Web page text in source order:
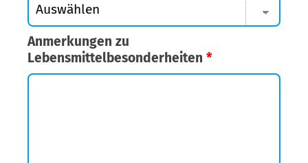
Anmerkungen zu
Lebensmittelbesonderheiten *